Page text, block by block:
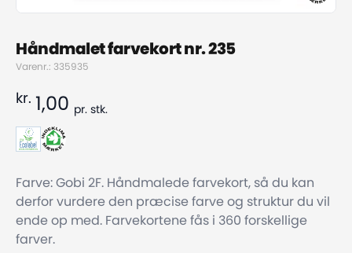
Håndmalet farvekort nr. 235
Varenr.: 335935
kr. 1,00 pr. stk.
Farve: Gobi 2F. Håndmalede farvekort, så du kan
derfor vurdere den præcise farve og struktur du vil
ende op med. Farvekortene fås i 360 forskellige
farver.